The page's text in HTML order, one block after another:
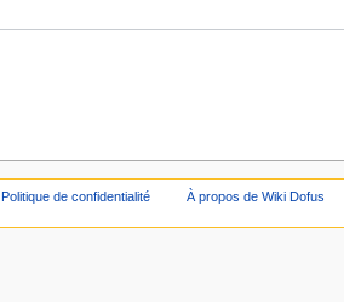
Politique de confidentialité À propos de Wiki Dofus